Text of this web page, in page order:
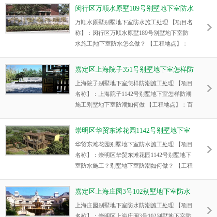
【项目内容】：颐景园别墅地下室防潮防霉施
要想地下室干燥，就必须要有一个好的设计，
好的材料，好的施工，所以严格监控别墅地下
室防潮防霉施工质量，刚柔结合，多道设防是
别墅地下室不潮湿的设计理念，别墅地下
闵行区万顺水原墅189号别墅地下室防水
施工|地下室防水怎么做？
万顺水原墅别墅地下室防水施工处理 【项目名
称】：闵行区万顺水原墅189号别墅地下室防
水施工|地下室防水怎么做？ 【工程地点】：
目内容】：万顺水原墅别墅地下室防水施工，
地下室干燥，就必须要有一个好的设计，好的
材料，好的施工，所以严格监控别墅地下室防
水施工质量，刚柔结合，多道设防是别墅地下
室不潮湿的设计理念，别墅地下室防
嘉定区上海院子351号别墅地下室怎样防
潮？地下室如何防潮？
上海院子别墅地下室怎样防潮施工处理 【项目
名称】：上海院子1142号别墅地下室怎样防潮
施工别墅地下室防潮如何做 【工程地点】：百
2016年8月 【项目内容】：上海院子1142号别
霉的两个方面。如今要想地下室干燥，就必须
要有一个好的设计，好的材料，好的施工，所
以严格监控别墅地下室防潮施工质量，刚柔结
合，多道设防是别墅地下室
崇明区华贸东滩花园1142号别墅地下室
防水施工|地下室防潮怎么做？
华贸东滩花园别墅地下室防水施工处理 【项目
名称】：崇明区华贸东滩花园1142号别墅地下
室防水施工？别墅地下室防潮如何做？ 【工程
期】：2016年8月 【项目内容】：华贸东滩花
防潮防霉的两个方面。如今要想地下室干燥，
嘉定区上海庄园3号102别墅地下室防水
防潮？别墅地下室防潮如何做？
上海庄园别墅地下室防水防潮施工处理 【项目